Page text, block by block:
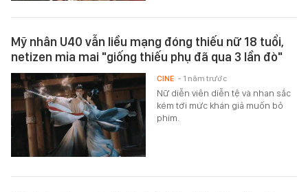
Mỹ nhân U40 vẫn liều mạng đóng thiếu nữ 18 tuổi,
netizen mỉa mai "giống thiếu phụ đã qua 3 lần đò"
Nữ diễn viên diễn tệ và nhan sắc
kém tới mức khán giả muốn bỏ
phim.
CINE - 1 năm trước